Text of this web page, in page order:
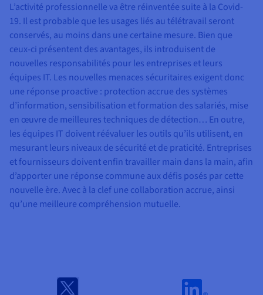
L’activité professionnelle va être réinventée suite à la Covid-
19. Il est probable que les usages liés au télétravail seront
conservés, au moins dans une certaine mesure. Bien que
ceux-ci présentent des avantages, ils introduisent de
nouvelles responsabilités pour les entreprises et leurs
équipes IT. Les nouvelles menaces sécuritaires exigent donc
une réponse proactive : protection accrue des systèmes
d’information, sensibilisation et formation des salariés, mise
en œuvre de meilleures techniques de détection… En outre,
les équipes IT doivent réévaluer les outils qu’ils utilisent, en
mesurant leurs niveaux de sécurité et de praticité. Entreprises
et fournisseurs doivent enfin travailler main dans la main, afin
d’apporter une réponse commune aux défis posés par cette
nouvelle ère. Avec à la clef une collaboration accrue, ainsi
qu’une meilleure compréhension mutuelle.